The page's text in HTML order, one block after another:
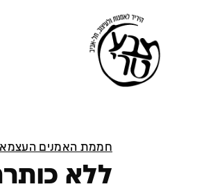
חממת האמנים
ללא